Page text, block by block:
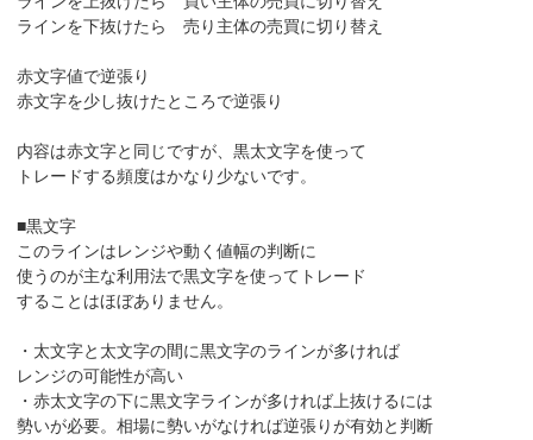
ラインを下抜けたら 売り主体の売買に切り替え
赤文字値で逆張り
赤文字を少し抜けたところで逆張り
内容は赤文字と同じですが、黒太文字を使って
トレードする頻度はかなり少ないです。
■黒文字
このラインはレンジや動く値幅の判断に
使うのが主な利用法で黒文字を使ってトレード
することはほぼありません。
・太文字と太文字の間に黒文字のラインが多ければ
レンジの可能性が高い
・赤太文字の下に黒文字ラインが多ければ上抜けるには
勢いが必要。相場に勢いがなければ逆張りが有効と判断